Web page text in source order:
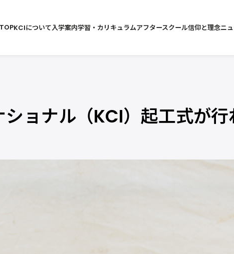
TOPKCIについて入学案内学習・カリキュラムアフタースクール信仰と理念ニ
ョナル（KCI）起工式が行